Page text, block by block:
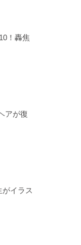
！轟焦
アが復
がイラス